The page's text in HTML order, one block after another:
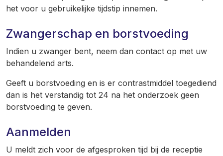
het voor u gebruikelijke tijdstip innemen.
Zwangerschap en borstvoeding
Indien u zwanger bent, neem dan contact op met uw
behandelend arts.
Geeft u borstvoeding en is er contrastmiddel toegediend
dan is het verstandig tot 24 na het onderzoek geen
borstvoeding te geven.
Aanmelden
U meldt zich voor de afgesproken tijd bij de receptie